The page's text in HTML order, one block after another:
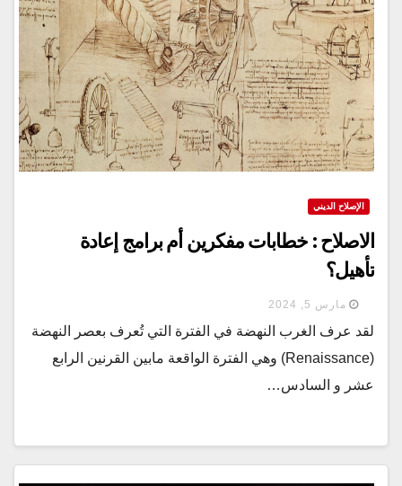
الإصلاح الديني
الاصلاح : خطابات مفكرين أم برامج إعادة
تأهيل؟
مارس 5, 2024
لقد عرف الغرب النهضة في الفترة التي تُعرف بعصر النهضة
(Renaissance) وهي الفترة الواقعة مابين القرنين الرابع
عشر و السادس…